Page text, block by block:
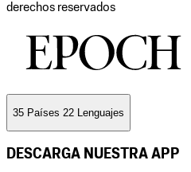
derechos reservados
35 Países 22 Lenguajes
DESCARGA NUESTRA APP